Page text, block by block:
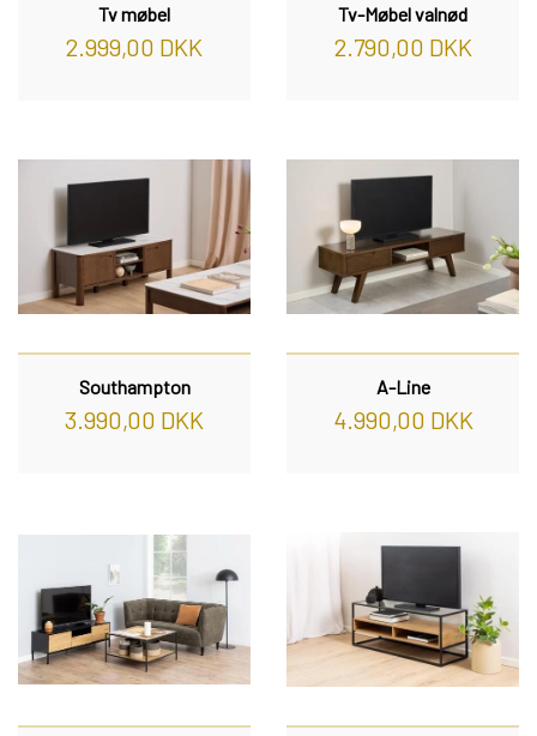
REOL BASIC
BOGREOLER 40 CM DYBDE
REOLSÆT
Tv møbel
2.999,00 DKK
Tv-Møbel valnød
2.790,00 DKK
Southampton
3.990,00 DKK
A-Line
4.990,00 DKK